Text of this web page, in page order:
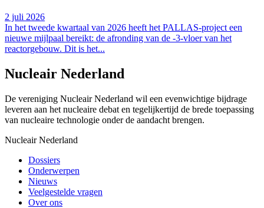
2 juli 2026
In het tweede kwartaal van 2026 heeft het PALLAS-project een
nieuwe mijlpaal bereikt: de afronding van de -3-vloer van het
reactorgebouw. Dit is het...
Nucleair Nederland
De vereniging Nucleair Nederland wil een evenwichtige bijdrage
leveren aan het nucleaire debat en tegelijkertijd de brede toepassing
van nucleaire technologie onder de aandacht brengen.
Nucleair Nederland
Dossiers
Onderwerpen
Nieuws
Veelgestelde vragen
Over ons